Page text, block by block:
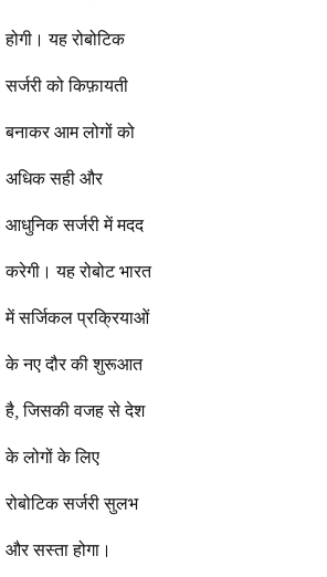
होगी। यह रोबोटिक
सर्जरी को किफ़ायती
बनाकर आम लोगों को
अधिक सही और
आधुनिक सर्जरी में मदद
करेगी। यह रोबोट भारत
में सर्जिकल प्रक्रियाओं
के नए दौर की शुरूआत
है, जिसकी वजह से देश
के लोगों के लिए
रोबोटिक सर्जरी सुलभ
और सस्ता होगा।